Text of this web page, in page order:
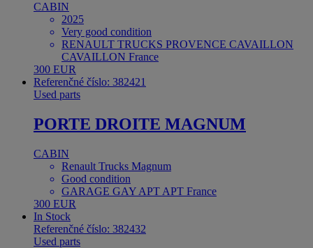
CABIN
2025
Very good condition
RENAULT TRUCKS PROVENCE CAVAILLON
CAVAILLON France
300 EUR
Referenčné číslo: 382421
Used parts
PORTE DROITE MAGNUM
CABIN
Renault Trucks Magnum
Good condition
GARAGE GAY APT APT France
300 EUR
In Stock
Referenčné číslo: 382432
Used parts